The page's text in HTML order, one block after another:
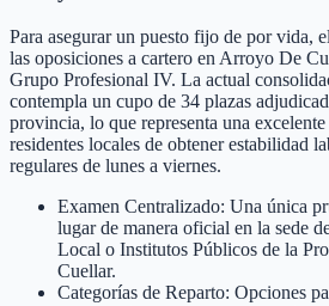
Para asegurar un puesto fijo de por vida,
las oposiciones a cartero en Arroyo De
Grupo Profesional IV. La actual
contempla un cupo de 34 plazas
provincia, lo que representa una
residentes locales de obtener estabilidad
regulares de lunes a viernes.
Examen Centralizado: Una única
lugar de manera oficial en la sede
Local o Institutos Públicos de la
Cuellar.
Categorías de Reparto: Opciones